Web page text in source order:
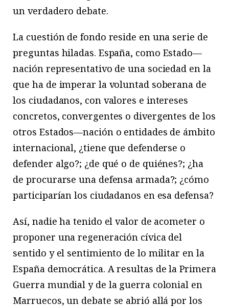
un verdadero debate.
La cuestión de fondo reside en una serie de
preguntas hiladas. España, como Estado—
nación representativo de una sociedad en la
que ha de imperar la voluntad soberana de
los ciudadanos, con valores e intereses
concretos, convergentes o divergentes de los
otros Estados—nación o entidades de ámbito
internacional, ¿tiene que defenderse o
defender algo?; ¿de qué o de quiénes?; ¿ha
de procurarse una defensa armada?; ¿cómo
participarían los ciudadanos en esa defensa?
Así, nadie ha tenido el valor de acometer o
proponer una regeneración cívica del
sentido y el sentimiento de lo militar en la
España democrática. A resultas de la Primera
Guerra mundial y de la guerra colonial en
Marruecos, un debate se abrió allá por los